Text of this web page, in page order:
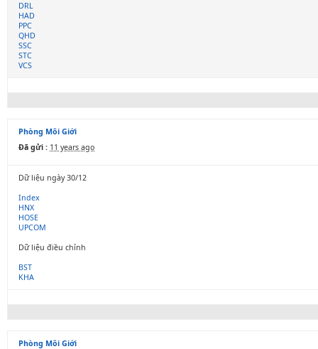
DRL
HAD
PPC
QHD
SSC
STC
VCS
Phòng Môi Giới
Đã gửi : 11 years ago
Dữ liệu ngày 30/12
Index
HNX
HOSE
UPCOM
Dữ liệu điều chỉnh
BST
KHA
Phòng Môi Giới